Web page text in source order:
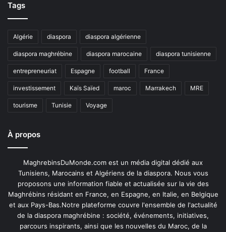
Tags
Algérie diaspora diaspora algérienne
diaspora maghrébine diaspora marocaine diaspora tunisienne
entrepreneuriat Espagne football France
investissement Kaïs Saïed maroc Marrakech MRE
tourisme Tunisie Voyage
À propos
MaghrebinsDuMonde.com est un média digital dédié aux
Tunisiens, Marocains et Algériens de la diaspora. Nous vous
proposons une information fiable et actualisée sur la vie des
Maghrébins résidant en France, en Espagne, en Italie, en Belgique
et aux Pays-Bas.Notre plateforme couvre l'ensemble de l'actualité
de la diaspora maghrébine : société, événements, initiatives,
parcours inspirants, ainsi que les nouvelles du Maroc, de la